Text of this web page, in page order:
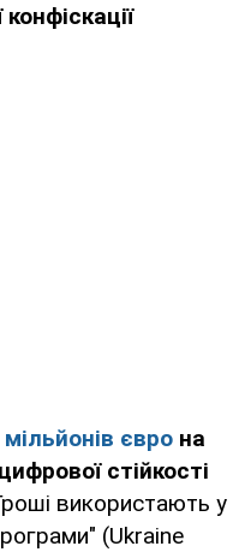
євро на
стійкості
використають у
(Ukraine